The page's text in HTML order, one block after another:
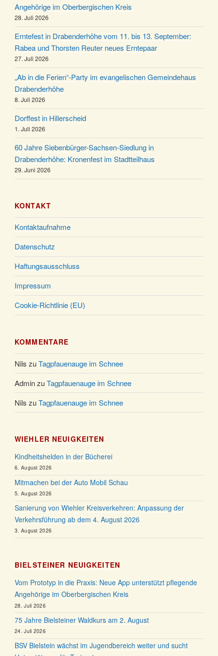
11.12.
Puer-Natus weihnachtliches Brauchtum am
Robert-Gassner-Hof um 17:00 Uhr
19.12.
Kinderbibeltag im Ev. Gemeindehaus von 10-12
Uhr
20.12.
Weihnachts-Konzert des Honterus Chors in der
Kirche um 17:00 Uhr
24.12.
Familiengottesdienst mit Krippenspiel im Ev.
Gemeindehaus um 15:00 Uhr
24.12. Familiengottesdienst in der FeG um 16 Uhr
24.12.
Weihnachtsgottesdienst in der Kirche um 15:00
Uhr
24.12.
Weihnachtsgottesdienst in der Kirche um 18:00
Uhr
Christmette mit der ev. Jugend in der Kirche um
31.12.
Gottesdienst zu Silvester in der Kirche um 18:00
Uhr
Angehörige im Oberbergischen Kreis
28. Juli 2026
Erntefest in Drabenderhöhe vom 11. bis 13. September:
Rabea und Thorsten Reuter neues Erntepaar
27. Juli 2026
„Ab in die Ferien“-Party im evangelischen Gemeindehaus
Drabenderhöhe
8. Juli 2026
Dorffest in Hillerscheid
1. Juli 2026
60 Jahre Siebenbürger-Sachsen-Siedlung in
Drabenderhöhe: Kronenfest im Stadtteilhaus
29. Juni 2026
KONTAKT
Kontaktaufnahme
Datenschutz
Haftungsausschluss
Impressum
Cookie-Richtlinie (EU)
KOMMENTARE
Nils zuTagpfauenauge im Schnee
AdminzuTagpfauenauge im Schnee
Nils zuTagpfauenauge im Schnee
WIEHLER NEUIGKEITEN
Kindheitshelden in der Bücherei
6. August 2026
Mitmachen bei der Auto Mobil Schau
5. August 2026
Sanierung von Wiehler Kreisverkehren: Anpassung der
Verkehrsführung ab dem 4. August 2026
3. August 2026
BIELSTEINER NEUIGKEITEN
Vom Prototyp in die Praxis: Neue App unterstützt pflegende
Angehörige im Oberbergischen Kreis
28. Juli 2026
75 Jahre Bielsteiner Waldkurs am 2. August
24. Juli 2026
BSV Bielstein wächst im Jugendbereich weiter und sucht